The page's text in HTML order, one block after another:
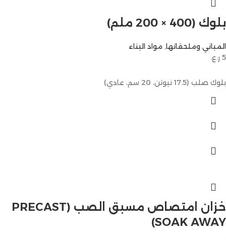
بلوك (400 × 200 ملم)
المباني وملحقاتها, مواد البناء
5 ر.ع.
بلوك صلب (17.5 نيوتن، 20 سم، عادي)
خزان امتصاص مسبق الصب (PRECAST
SOAK AWAY)